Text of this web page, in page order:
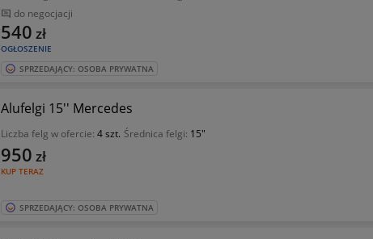
do negocjacji
OGŁOSZENIE
540 zł
SPRZEDAJĄCY: OSOBA PRYWATNA
Alufelgi 15'' Mercedes
Liczba felg w ofercie: 4 szt. Średnica felgi: 15"
KUP TERAZ
950 zł
SPRZEDAJĄCY: OSOBA PRYWATNA